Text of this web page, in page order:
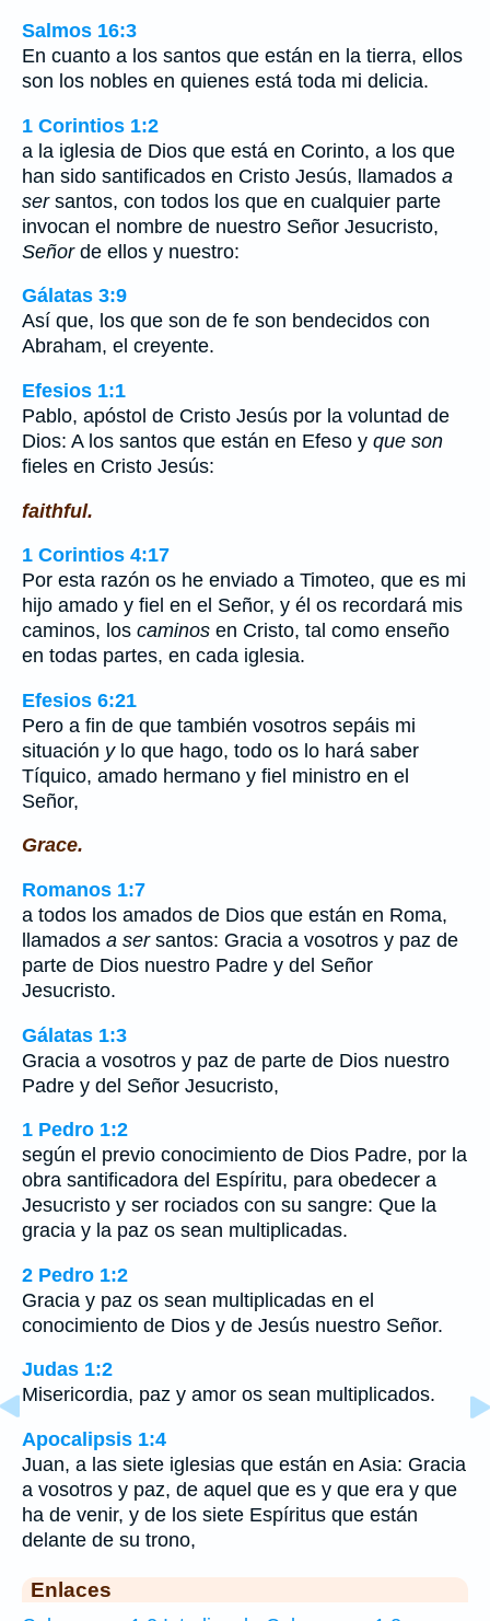
Salmos 16:3
En cuanto a los santos que están en la tierra, ellos
son los nobles en quienes está toda mi delicia.
1 Corintios 1:2
a la iglesia de Dios que está en Corinto, a los que
han sido santificados en Cristo Jesús, llamados a
sersantos, con todos los que en cualquier parte
invocan el nombre de nuestro Señor Jesucristo,
Señorde ellos y nuestro:
Gálatas 3:9
Así que, los que son de fe son bendecidos con
Abraham, el creyente.
Efesios 1:1
Pablo, apóstol de Cristo Jesús por la voluntad de
Dios: A los santos que están en Efeso y que son
fieles en Cristo Jesús:
faithful.
1 Corintios 4:17
Por esta razón os he enviado a Timoteo, que es mi
hijo amado y fiel en el Señor, y él os recordará mis
caminos, los caminos en Cristo, tal como enseño
en todas partes, en cada iglesia.
Efesios 6:21
Pero a fin de que también vosotros sepáis mi
situación ylo que hago, todo os lo hará saber
Tíquico, amado hermano y fiel ministro en el
Señor,
Grace.
Romanos 1:7
a todos los amados de Dios que están en Roma,
llamados a sersantos: Gracia a vosotros y paz de
parte de Dios nuestro Padre y del Señor
Jesucristo.
Gálatas 1:3
Gracia a vosotros y paz de parte de Dios nuestro
Padre y del Señor Jesucristo,
1 Pedro 1:2
según el previo conocimiento de Dios Padre, por la
obra santificadora del Espíritu, para obedecer a
Jesucristo y ser rociados con su sangre: Que la
gracia y la paz os sean multiplicadas.
2 Pedro 1:2
Gracia y paz os sean multiplicadas en el
conocimiento de Dios y de Jesús nuestro Señor.
Judas 1:2
Misericordia, paz y amor os sean multiplicados.
Apocalipsis 1:4
Juan, a las siete iglesias que están en Asia: Gracia
a vosotros y paz, de aquel que es y que era y que
ha de venir, y de los siete Espíritus que están
delante de su trono,
Enlaces